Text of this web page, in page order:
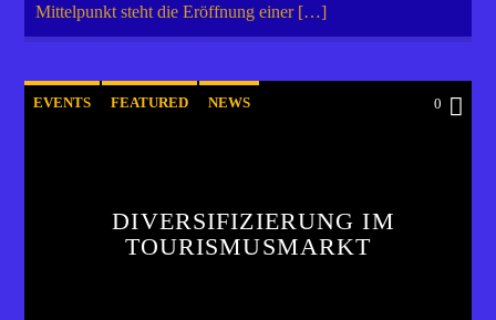
Mittelpunkt steht die Eröffnung einer […]
EVENTS FEATURED NEWS 0
DIVERSIFIZIERUNG IM
TOURISMUSMARKT